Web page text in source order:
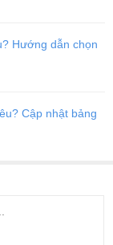
/ 11 Pro Max viền
Hướng dẫn chọn
Cập nhật bảng